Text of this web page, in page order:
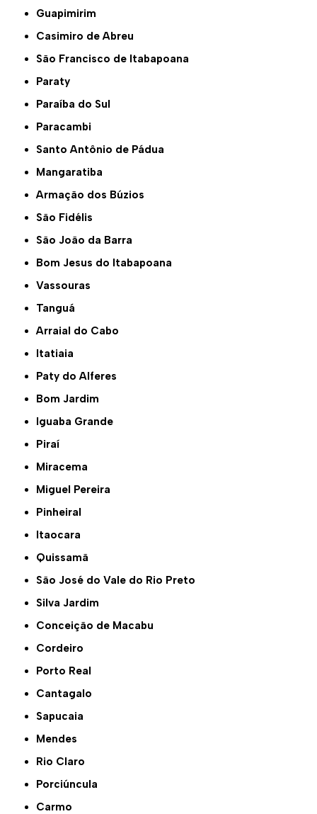
Guapimirim
Casimiro de Abreu
São Francisco de Itabapoana
Paraty
Paraíba do Sul
Paracambi
Santo Antônio de Pádua
Mangaratiba
Armação dos Búzios
São Fidélis
São João da Barra
Bom Jesus do Itabapoana
Vassouras
Tanguá
Arraial do Cabo
Itatiaia
Paty do Alferes
Bom Jardim
Iguaba Grande
Piraí
Miracema
Miguel Pereira
Pinheiral
Itaocara
Quissamã
São José do Vale do Rio Preto
Silva Jardim
Conceição de Macabu
Cordeiro
Porto Real
Cantagalo
Sapucaia
Mendes
Rio Claro
Porciúncula
Carmo